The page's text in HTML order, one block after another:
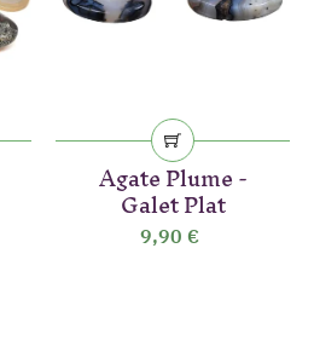
Agate Plume -
Galet Plat
9,90 €